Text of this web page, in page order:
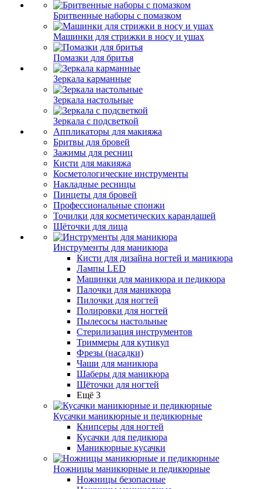
Бритвенные наборы с помазком
Машинки для стрижки в носу и ушах
Помазки для бритья
Зеркала карманные
Зеркала настольные
Зеркала с подсветкой
Аппликаторы для макияжа
Бритвы для бровей
Зажимы для ресниц
Кисти для макияжа
Косметологические инструменты
Накладные ресницы
Пинцеты для бровей
Профессиональные спонжи
Точилки для косметических карандашей
Щёточки для лица
Инструменты для маникюра
Кисти для дизайна ногтей и маникюра
Лампы LED
Машинки для маникюра и педикюра
Палочки для маникюра
Пилочки для ногтей
Полировки для ногтей
Пылесосы настольные
Стерилизация инструментов
Триммеры для кутикул
Фрезы (насадки)
Чаши для маникюра
Шаберы для маникюра
Щёточки для ногтей
Ещё 3
Кусачки маникюрные и педикюрные
Книпсеры для ногтей
Кусачки для педикюра
Маникюрные кусачки
Ножницы маникюрные и педикюрные
Ножницы безопасные